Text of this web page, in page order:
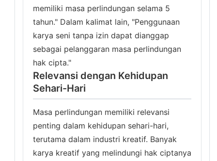
memiliki masa perlindungan selama 5
tahun." Dalam kalimat lain, "Penggunaan
karya seni tanpa izin dapat dianggap
sebagai pelanggaran masa perlindungan
hak cipta."
Relevansi dengan Kehidupan
Sehari-Hari
Masa perlindungan memiliki relevansi
penting dalam kehidupan sehari-hari,
terutama dalam industri kreatif. Banyak
karya kreatif yang melindungi hak ciptanya